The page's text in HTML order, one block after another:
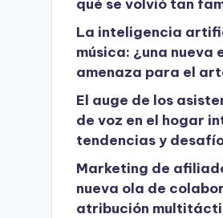
qué se volvió tan
La inteligencia
música: ¿una nueva
amenaza para el
El auge de los
de voz en el hogar
tendencias y
Marketing de
nueva ola de
atribución